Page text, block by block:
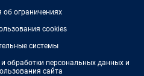
ограничениях
cookies
системы
обработки персональных данных и
сайта